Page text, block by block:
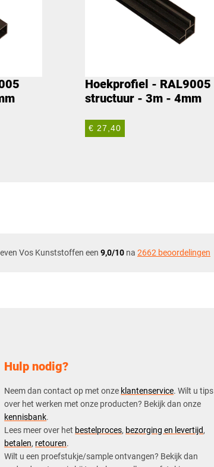
Hoekprofiel - RAL9005
structuur - 3m - 4mm
€ 27,40
Vos Kunststoffen een 9,0/10 na 2662 beoordelingen
Hulp nodig?
Neem dan contact op met onze klantenservice. Wilt u tips
over het werken met onze producten? Bekijk dan onze
kennisbank.
​Lees meer over het bestelproces, bezorging en levertijd,
betalen, retouren.​
​Wilt u een proefstukje/sample ontvangen? Bekijk dan